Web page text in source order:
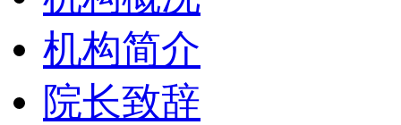
机构简介
院长致辞